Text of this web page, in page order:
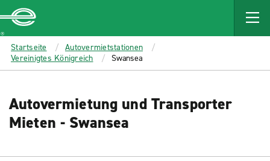
MAIN
CONTENT
Enterprise
Startseite
Autovermietstationen
Vereinigtes Königreich
Swansea
Autovermietung und Transporter
Mieten - Swansea